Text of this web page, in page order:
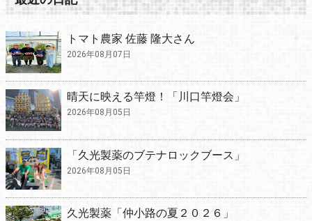
トマト農家 佐藤 隆大さん
2026年08月07日
晴天に映える竿燈！「川口竿燈会」
2026年08月05日
「久光製薬のブテナロックブース」
2026年08月05日
久光製薬「仲小路の夏２０２６」